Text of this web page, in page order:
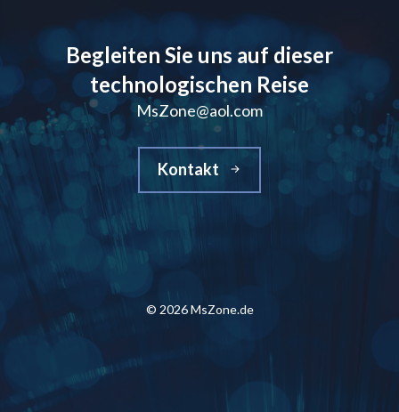
Begleiten Sie uns auf dieser
technologischen Reise
MsZone@aol.com
Kontakt
© 2026 MsZone.de